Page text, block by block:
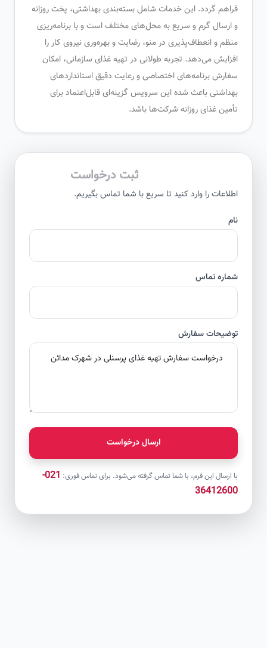
فراهم گردد. این خدمات شامل بسته‌بندی بهداشتی، پخت روزانه
و ارسال گرم و سریع به محل‌های مختلف است و با برنامه‌ریزی
منظم و انعطاف‌پذیری در منو، رضایت و بهره‌وری نیروی کار را
افزایش می‌دهد. تجربه طولانی در تهیه غذای سازمانی، امکان
سفارش برنامه‌های اختصاصی و رعایت دقیق استانداردهای
بهداشتی باعث شده این سرویس گزینه‌ای قابل‌اعتماد برای
تأمین غذای روزانه شرکت‌ها باشد.
ثبت درخواست
اطلاعات را وارد کنید تا سریع با شما تماس بگیریم.
شماره تماس
توضیحات سفارش
ارسال درخواست
با ارسال این فرم، با شما تماس گرفته می‌شود. برای تماس فوری:
021-
36412600